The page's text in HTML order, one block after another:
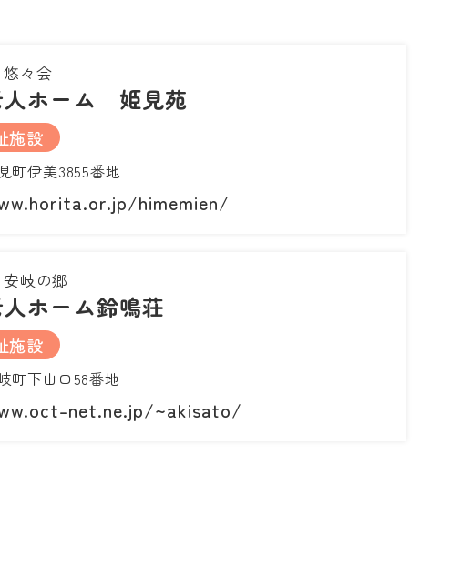
々会
人ホーム 姫見苑
施設
町伊美3855番地
himemien/
岐の郷
ホーム鈴鳴荘
施設
町下山口58番地
net.ne.jp/~akisato/